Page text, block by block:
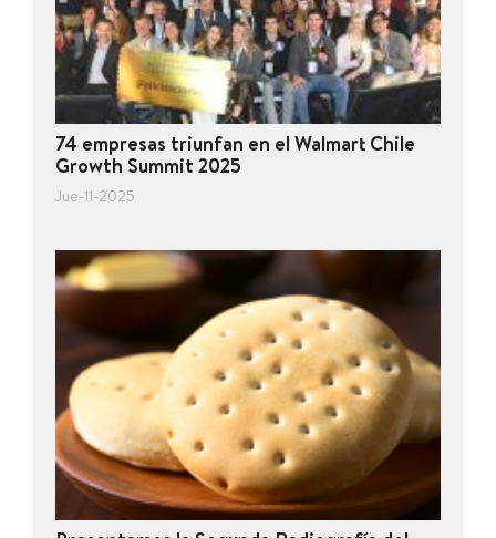
74 empresas triunfan en el Walmart Chile
Growth Summit 2025
Jue-11-2025